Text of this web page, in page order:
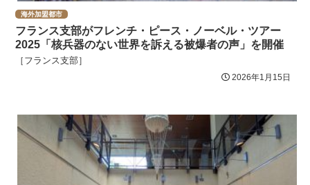
海外加盟都市
フランス支部がフレンチ・ピース・ノーベル・ツアー
2025「核兵器のない世界を訴える被爆者の声」を開催
［フランス支部］
2026年1月15日